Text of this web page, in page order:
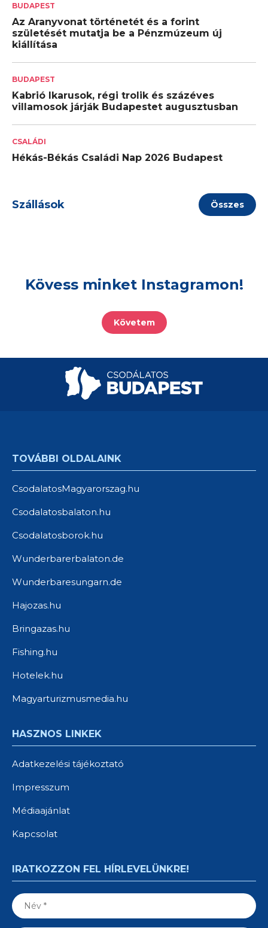
BUDAPEST
Az Aranyvonat történetét és a forint
születését mutatja be a Pénzmúzeum új
kiállítása
BUDAPEST
Kabrió Ikarusok, régi trolik és százéves
villamosok járják Budapestet augusztusban
CSALÁDI
Hékás-Békás Családi Nap 2026 Budapest
Szállások Összes
Kövess minket Instagramon!
Követem
TOVÁBBI OLDALAINK
CsodalatosMagyarorszag.hu
Csodalatosbalaton.hu
Csodalatosborok.hu
Wunderbarerbalaton.de
Wunderbaresungarn.de
Hajozas.hu
Bringazas.hu
Fishing.hu
Hotelek.hu
Magyarturizmusmedia.hu
HASZNOS LINKEK
Adatkezelési tájékoztató
Impresszum
Médiaajánlat
Kapcsolat
IRATKOZZON FEL HÍRLEVELÜNKRE!